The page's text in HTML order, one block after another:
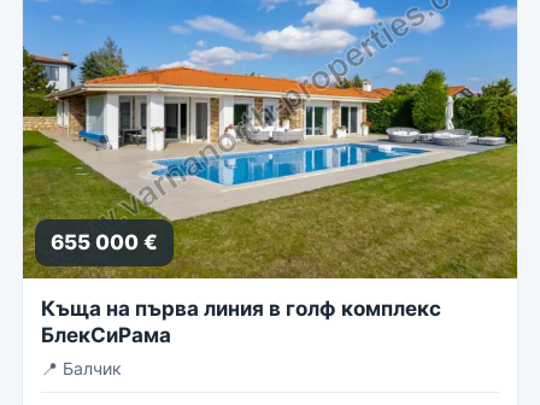
655 000 €
Къща на първа линия в голф комплекс
БлекСиРама
📍 Балчик